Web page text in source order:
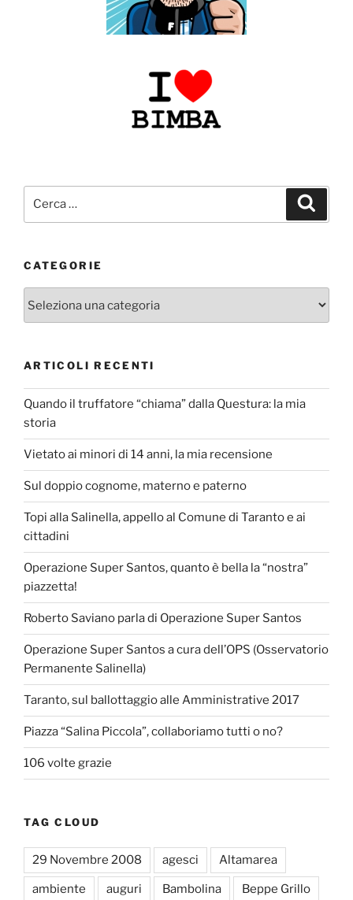
CATEGORIE
ARTICOLI RECENTI
Quando il truffatore “chiama” dalla Questura: la mia
storia
Vietato ai minori di 14 anni, la mia recensione
Sul doppio cognome, materno e paterno
Topi alla Salinella, appello al Comune di Taranto e ai
cittadini
Operazione Super Santos, quanto è bella la “nostra”
piazzetta!
Roberto Saviano parla di Operazione Super Santos
Operazione Super Santos a cura dell’OPS (Osservatorio
Permanente Salinella)
Taranto, sul ballottaggio alle Amministrative 2017
Piazza “Salina Piccola”, collaboriamo tutti o no?
106 volte grazie
TAG CLOUD
29 Novembre 2008 agesci Altamarea
ambiente auguri Bambolina Beppe Grillo